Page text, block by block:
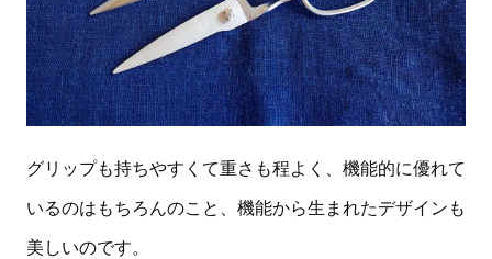
グリップも持ちやすくて重さも程よく、機能的に優れて
いるのはもちろんのこと、機能から生まれたデザインも
美しいのです。